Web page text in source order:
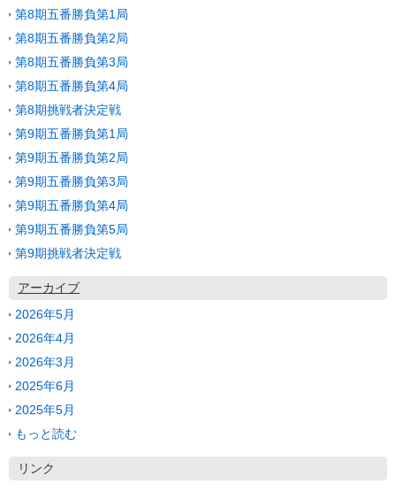
第8期五番勝負第1局
第8期五番勝負第2局
第8期五番勝負第3局
第8期五番勝負第4局
第8期挑戦者決定戦
第9期五番勝負第1局
第9期五番勝負第2局
第9期五番勝負第3局
第9期五番勝負第4局
第9期五番勝負第5局
第9期挑戦者決定戦
アーカイブ
2026年5月
2026年4月
2026年3月
2025年6月
2025年5月
もっと読む
リンク